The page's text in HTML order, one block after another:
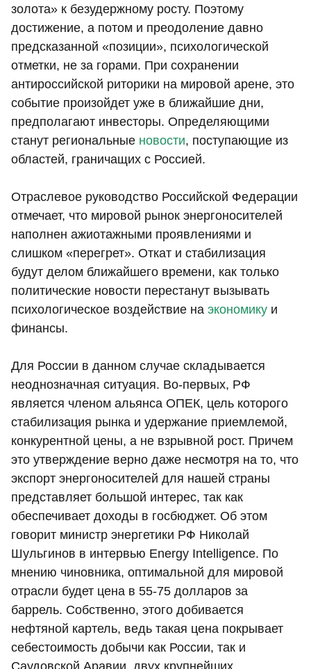
золота» к безудержному росту. Поэтому
достижение, а потом и преодоление давно
предсказанной «позиции», психологической
отметки, не за горами. При сохранении
антироссийской риторики на мировой арене, это
событие произойдет уже в ближайшие дни,
предполагают инвесторы. Определяющими
станут региональные новости, поступающие из
областей, граничащих с Россией.
Отраслевое руководство Российской Федерации
отмечает, что мировой рынок энергоносителей
наполнен ажиотажными проявлениями и
слишком «перегрет». Откат и стабилизация
будут делом ближайшего времени, как только
политические новости перестанут вызывать
психологическое воздействие на экономику и
финансы.
Для России в данном случае складывается
неоднозначная ситуация. Во-первых, РФ
является членом альянса ОПЕК, цель которого
стабилизация рынка и удержание приемлемой,
конкурентной цены, а не взрывной рост. Причем
это утверждение верно даже несмотря на то, что
экспорт энергоносителей для нашей страны
представляет большой интерес, так как
обеспечивает доходы в госбюджет. Об этом
говорит министр энергетики РФ Николай
Шульгинов в интервью Energy Intelligence. По
мнению чиновника, оптимальной для мировой
отрасли будет цена в 55-75 долларов за
баррель. Собственно, этого добивается
нефтяной картель, ведь такая цена покрывает
себестоимость добычи как России, так и